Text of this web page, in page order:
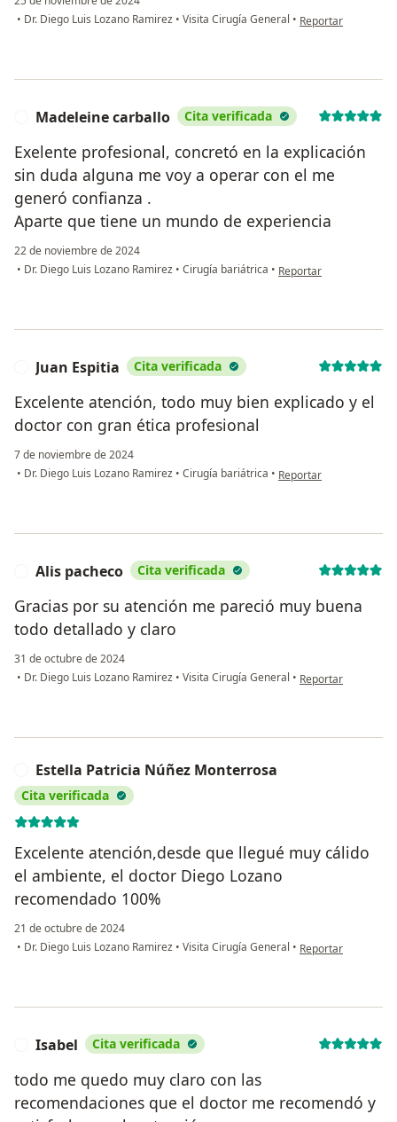
• Dr. Diego Luis Lozano Ramirez • Visita Cirugía General • en opinión del
Reportar
Madeleine carballo Cita verificada
Exelente profesional, concretó en la explicación
sin duda alguna me voy a operar con el me
generó confianza .
Aparte que tiene un mundo de experiencia
22 de noviembre de 2024
• Dr. Diego Luis Lozano Ramirez • Cirugía bariátrica • en opinión del usuario
Reportar
Juan Espitia Cita verificada
Excelente atención, todo muy bien explicado y el
doctor con gran ética profesional
7 de noviembre de 2024
• Dr. Diego Luis Lozano Ramirez • Cirugía bariátrica • en opinión del usuario
Reportar
Alis pacheco Cita verificada
Gracias por su atención me pareció muy buena
todo detallado y claro
31 de octubre de 2024
• Dr. Diego Luis Lozano Ramirez • Visita Cirugía General • en opinión del
Reportar
Estella Patricia Núñez Monterrosa
Cita verificada
Excelente atención,desde que llegué muy cálido
el ambiente, el doctor Diego Lozano
recomendado 100%
21 de octubre de 2024
• Dr. Diego Luis Lozano Ramirez • Visita Cirugía General • en opinión del
Reportar
Isabel Cita verificada
todo me quedo muy claro con las
recomendaciones que el doctor me recomendó y